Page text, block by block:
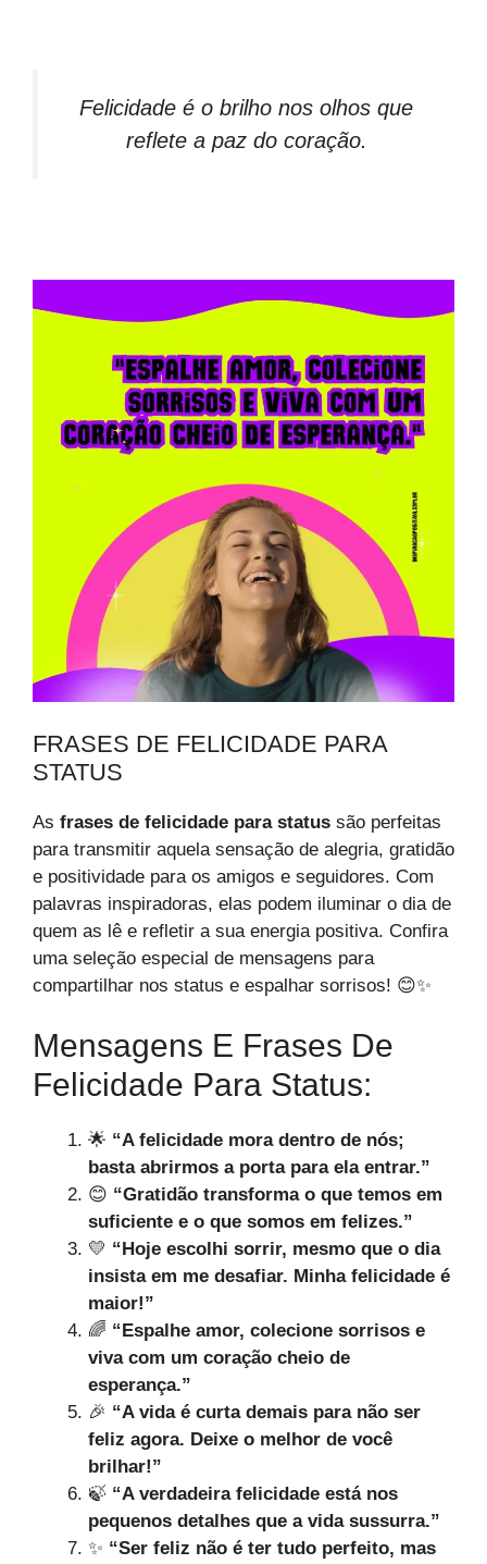
Felicidade é o brilho nos olhos que
reflete a paz do coração.
FRASES DE FELICIDADE PARA
STATUS
As frases de felicidade para status são perfeitas
para transmitir aquela sensação de alegria, gratidão
e positividade para os amigos e seguidores. Com
palavras inspiradoras, elas podem iluminar o dia de
quem as lê e refletir a sua energia positiva. Confira
uma seleção especial de mensagens para
compartilhar nos status e espalhar sorrisos! 😊✨
Mensagens E Frases De
Felicidade Para Status:
🌟 “A felicidade mora dentro de nós;
basta abrirmos a porta para ela entrar.”
😊 “Gratidão transforma o que temos em
suficiente e o que somos em felizes.”
💛 “Hoje escolhi sorrir, mesmo que o dia
insista em me desafiar. Minha felicidade é
maior!”
🌈 “Espalhe amor, colecione sorrisos e
viva com um coração cheio de
esperança.”
🎉 “A vida é curta demais para não ser
feliz agora. Deixe o melhor de você
brilhar!”
🍃 “A verdadeira felicidade está nos
pequenos detalhes que a vida sussurra.”
✨ “Ser feliz não é ter tudo perfeito, mas